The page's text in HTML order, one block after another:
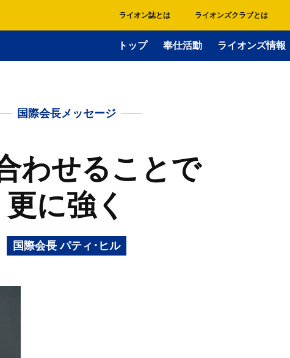
ライオン誌とは ライオンズクラブとは
トップ 奉仕活動 ライオンズ情報
国際会長メッセージ
わせることで
更に強く
国際会長 パティ･ヒル